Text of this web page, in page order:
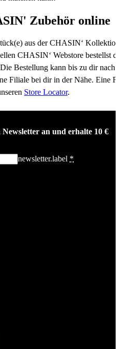
Zubehör online
aus der CHASIN‘ Kollektion
CHASIN‘ Webstore bestellst du sie
Bestellung kann bis zu dir nach
Filiale bei dir in der Nähe. Eine
Store Locator.
an und erhalte 10 €
newsletter.label *
die neuesten Nachrichten, Kampagnen
Mail-Adresse nicht weiter und versenden